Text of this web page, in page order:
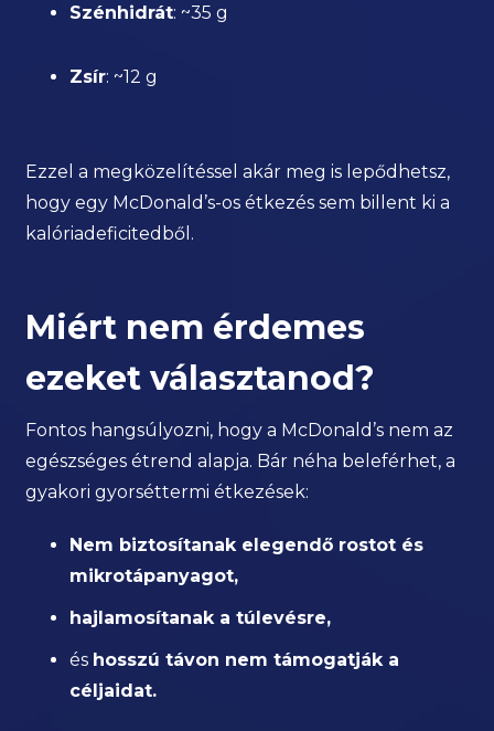
Szénhidrát: ~35 g
Zsír: ~12 g
Ezzel a megközelítéssel akár meg is lepődhetsz,
hogy egy McDonald’s-os étkezés sem billent ki a
kalóriadeficitedből.
Miért nem érdemes
ezeket választanod?
Fontos hangsúlyozni, hogy a McDonald’s nem az
egészséges étrend alapja. Bár néha beleférhet, a
gyakori gyorséttermi étkezések:
Nem biztosítanak elegendő rostot és
mikrotápanyagot,
hajlamosítanak a túlevésre,
és hosszú távon nem támogatják a
céljaidat.